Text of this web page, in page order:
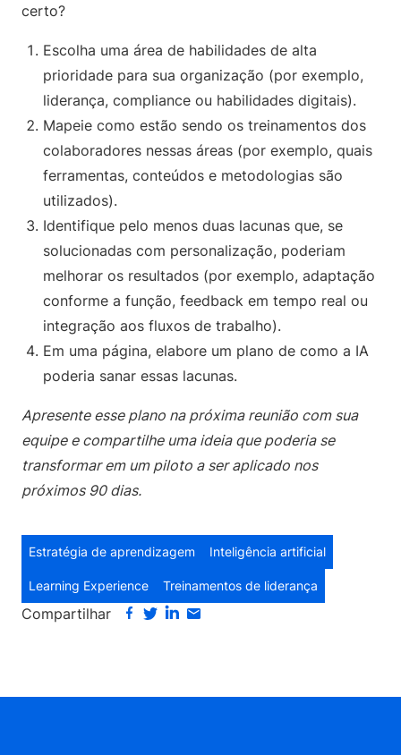
certo?
Escolha uma área de habilidades de alta
prioridade para sua organização (por exemplo,
liderança, compliance ou habilidades digitais).
Mapeie como estão sendo os treinamentos dos
colaboradores nessas áreas (por exemplo, quais
ferramentas, conteúdos e metodologias são
utilizados).
Identifique pelo menos duas lacunas que, se
solucionadas com personalização, poderiam
melhorar os resultados (por exemplo, adaptação
conforme a função, feedback em tempo real ou
integração aos fluxos de trabalho).
Em uma página, elabore um plano de como a IA
poderia sanar essas lacunas.
Apresente esse plano na próxima reunião com sua
equipe e compartilhe uma ideia que poderia se
transformar em um piloto a ser aplicado nos
próximos 90 dias.
Estratégia de aprendizagem Inteligência artificial
Learning Experience Treinamentos de liderança
Compartilhar